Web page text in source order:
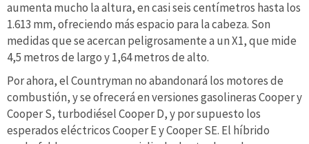
aumenta mucho la altura, en casi seis centímetros hasta los
1.613 mm, ofreciendo más espacio para la cabeza. Son
medidas que se acercan peligrosamente a un X1, que mide
4,5 metros de largo y 1,64 metros de alto.
Por ahora, el Countryman no abandonará los motores de
combustión, y se ofrecerá en versiones gasolineras Cooper y
Cooper S, turbodiésel Cooper D, y por supuesto los
esperados eléctricos Cooper E y Cooper SE. El híbrido